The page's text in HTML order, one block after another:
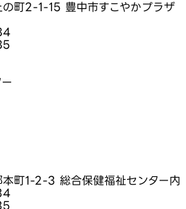
の町2-1-15 豊中市すこやかプラザ
本町1-2-3 総合保健福祉センター内